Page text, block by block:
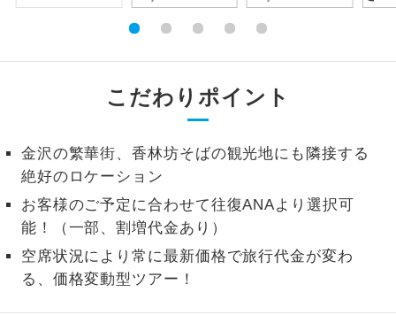
こだわりポイント
金沢の繁華街、香林坊そばの観光地にも隣接する
絶好のロケーション
お客様のご予定に合わせて往復ANAより選択可
能！（一部、割増代金あり）
空席状況により常に最新価格で旅行代金が変わ
る、価格変動型ツアー！
事の心配はいりません。（機内食を除
トラベルイヤ
ホン
周りの音を気にせず、ガイドさんの説明
1名様催行
1名様から出発可能な個人型プランで
す。
2名様から出発可能な個人型プランで
ンター及びカウンターでのお申し込みはでき